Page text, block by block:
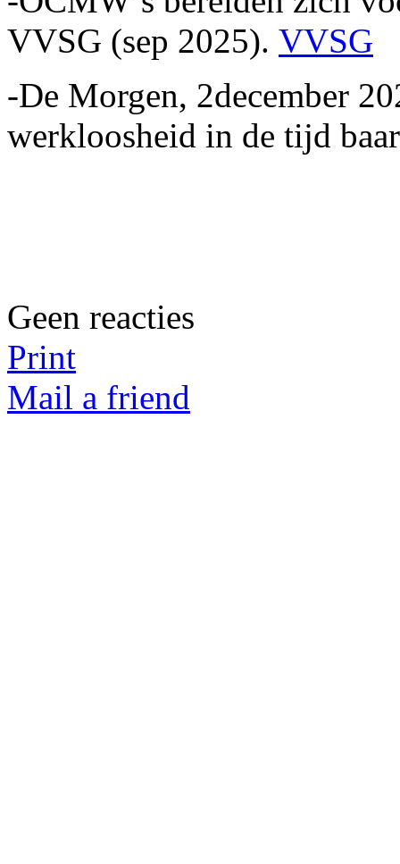
VVSG (sep 2025). VVSG
-De Morgen, 2december
werkloosheid in de tijd
Geen reacties
Print
Mail a friend